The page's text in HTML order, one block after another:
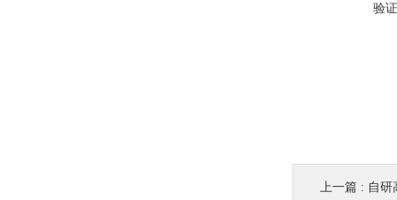
验
上一篇 : 自研